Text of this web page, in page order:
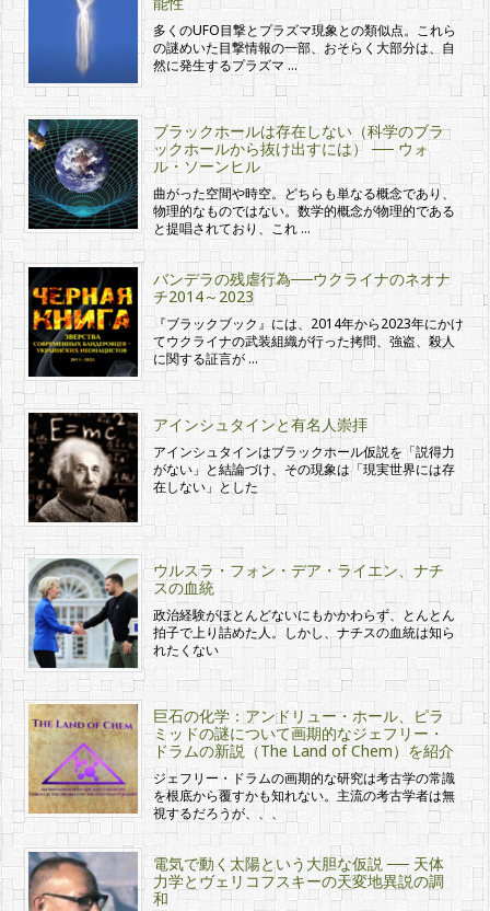
多くのUFO目撃とプラズマ現象との類似点。これら
の謎めいた目撃情報の一部、おそらく大部分は、自
然に発生するプラズマ …
ブラックホールは存在しない（科学のブラ
ックホールから抜け出すには） ── ウォ
ル・ソーンヒル
曲がった空間や時空。どちらも単なる概念であり、
物理的なものではない。数学的概念が物理的である
と提唱されており、これ …
バンデラの残虐行為──ウクライナのネオナ
チ2014～2023
『ブラックブック』には、2014年から2023年にかけ
てウクライナの武装組織が行った拷問、強盗、殺人
に関する証言が …
アインシュタインと有名人崇拝
アインシュタインはブラックホール仮説を「説得力
がない」と結論づけ、その現象は「現実世界には存
在しない」とした
ウルスラ・フォン・デア・ライエン、ナチ
スの血統
政治経験がほとんどないにもかかわらず、とんとん
拍子で上り詰めた人。しかし、ナチスの血統は知ら
れたくない
巨石の化学：アンドリュー・ホール、ピラ
ミッドの謎について画期的なジェフリー・
ドラムの新説（The Land of Chem）を紹介
ジェフリー・ドラムの画期的な研究は考古学の常識
を根底から覆すかも知れない。主流の考古学者は無
視するだろうが、、、
電気で動く太陽という大胆な仮説 ── 天体
力学とヴェリコフスキーの天変地異説の調
和